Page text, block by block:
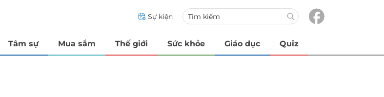
Sự kiện
Tâm sự Mua sắm Thế giới Sức khỏe Giáo dục Quiz